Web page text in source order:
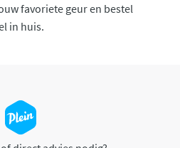
favoriete geur en bestel
in huis.